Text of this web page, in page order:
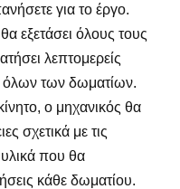
για το έργο.
εξετάσει όλους τους
λεπτομερείς
όλων των δωματίων.
ο μηχανικός θα
σχετικά με τις
υλικά που θα
κάθε δωματίου.